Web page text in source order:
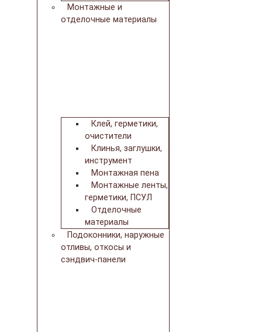
Монтажные и
отделочные материалы
Клей, герметики,
очистители
Клинья, заглушки,
инструмент
Монтажная пена
Монтажные ленты,
герметики, ПСУЛ
Отделочные
материалы
Подоконники, наружные
отливы, откосы и
сэндвич-панели